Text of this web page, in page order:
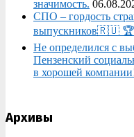
значимость.
СПО – гордость
выпускников🇷🇺
Не определился с
Пензенский
в хорошей
Архивы